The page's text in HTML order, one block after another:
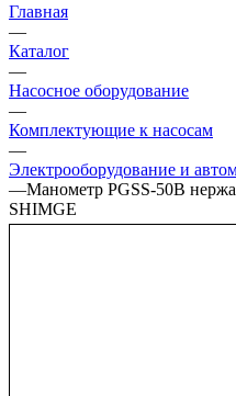
Главная
—
Каталог
—
Насосное оборудование
—
Комплектующие к насосам
—
Электрооборудование и
—Манометр PGSS-50B
SHIMGE